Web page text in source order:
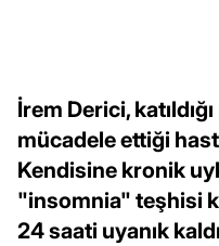
İrem Derici,
mücadele ettiği
Kendisine kronik
"insomnia" teşhisi
24 saati uyanık